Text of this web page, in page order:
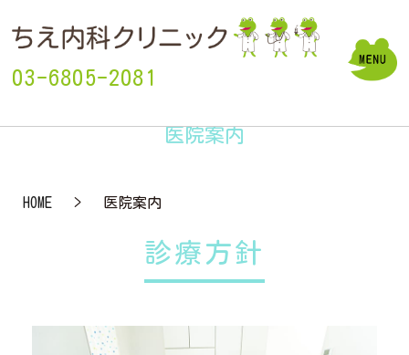
03-6805-2081
医院案内
HOME 医院案内
診療方針